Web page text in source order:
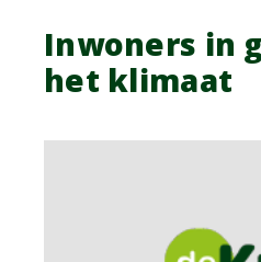
Inwoners in
het klimaat